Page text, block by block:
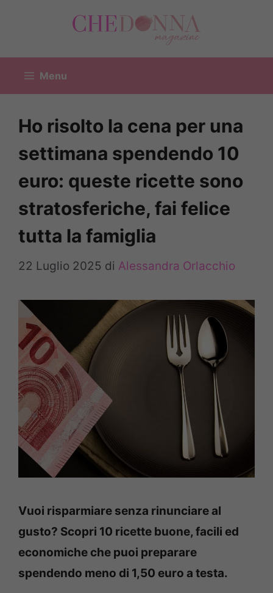
Menu
Ho risolto la cena per una
settimana spendendo 10
euro: queste ricette sono
stratosferiche, fai felice
tutta la famiglia
22 Luglio 2025 di Alessandra Orlacchio
Vuoi risparmiare senza rinunciare al
gusto? Scopri 10 ricette buone, facili ed
economiche che puoi preparare
spendendo meno di 1,50 euro a testa.